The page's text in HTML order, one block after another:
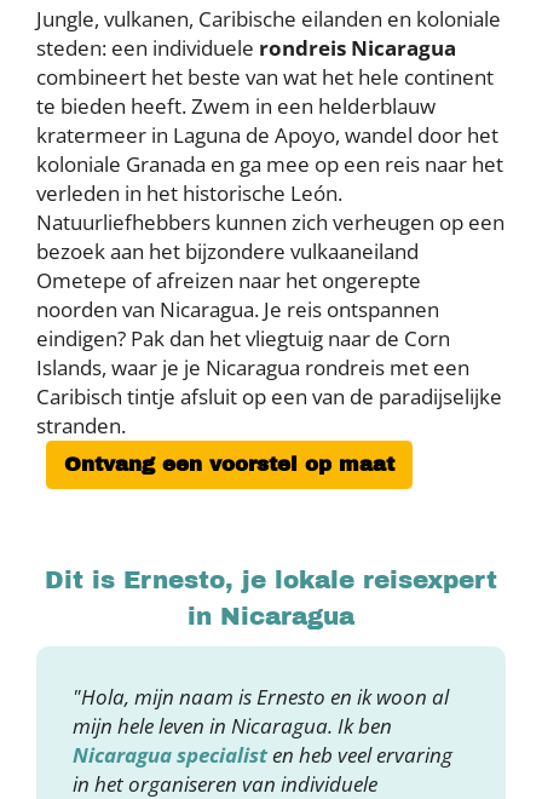
Jungle, vulkanen, Caribische eilanden en koloniale
steden: een individuele rondreis Nicaragua
combineert het beste van wat het hele continent
te bieden heeft. Zwem in een helderblauw
kratermeer in Laguna de Apoyo, wandel door het
koloniale Granada en ga mee op een reis naar het
verleden in het historische León.
Natuurliefhebbers kunnen zich verheugen op een
bezoek aan het bijzondere vulkaaneiland
Ometepe of afreizen naar het ongerepte
noorden van Nicaragua. Je reis ontspannen
eindigen? Pak dan het vliegtuig naar de Corn
Islands, waar je je Nicaragua rondreis met een
Caribisch tintje afsluit op een van de paradijselijke
stranden.
Ontvang een voorstel op maat
Dit is Ernesto, je lokale reisexpert
in Nicaragua
"Hola, mijn naam is Ernesto en ik woon al
mijn hele leven in Nicaragua. Ik ben
Nicaragua specialisten heb veel ervaring
in het organiseren van individuele